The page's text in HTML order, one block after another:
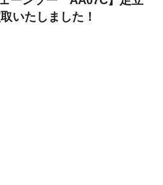
いたしました！